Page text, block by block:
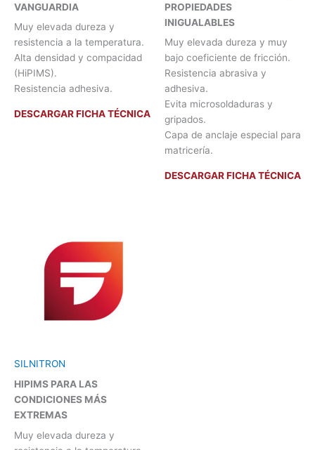
VANGUARDIA
Muy elevada dureza y
resistencia a la temperatura.
Alta densidad y compacidad
(HiPIMS).
Resistencia adhesiva.
DESCARGAR FICHA TÉCNICA
PROPIEDADES
INIGUALABLES
Muy elevada dureza y muy
bajo coeficiente de fricción.
Resistencia abrasiva y
adhesiva.
Evita microsoldaduras y
gripados.
Capa de anclaje especial para
matricería.
DESCARGAR FICHA TÉCNICA
SILNITRON
HIPIMS PARA LAS
CONDICIONES MÁS
EXTREMAS
Muy elevada dureza y